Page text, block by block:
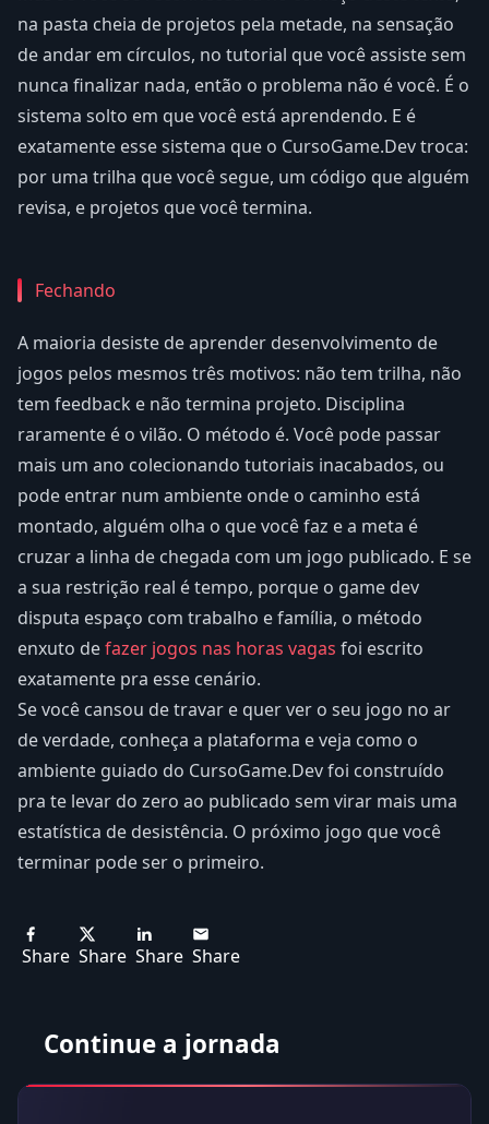
na pasta cheia de projetos pela metade, na sensação
de andar em círculos, no tutorial que você assiste sem
nunca finalizar nada, então o problema não é você. É o
sistema solto em que você está aprendendo. E é
exatamente esse sistema que o CursoGame.Dev troca:
por uma trilha que você segue, um código que alguém
revisa, e projetos que você termina.
Fechando
A maioria desiste de aprender desenvolvimento de
jogos pelos mesmos três motivos: não tem trilha, não
tem feedback e não termina projeto. Disciplina
raramente é o vilão. O método é. Você pode passar
mais um ano colecionando tutoriais inacabados, ou
pode entrar num ambiente onde o caminho está
montado, alguém olha o que você faz e a meta é
cruzar a linha de chegada com um jogo publicado. E se
a sua restrição real é tempo, porque o game dev
disputa espaço com trabalho e família, o método
enxuto defazer jogos nas horas vagas foi escrito
exatamente pra esse cenário.
Se você cansou de travar e quer ver o seu jogo no ar
de verdade, conheça a plataforma e veja como o
ambiente guiado do CursoGame.Dev foi construído
pra te levar do zero ao publicado sem virar mais uma
estatística de desistência. O próximo jogo que você
terminar pode ser o primeiro.
Share Share Share Share
Continue a jornada